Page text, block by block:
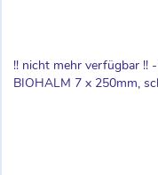
!! nicht mehr verfügbar !!
BIOHALM 7 x 250mm,